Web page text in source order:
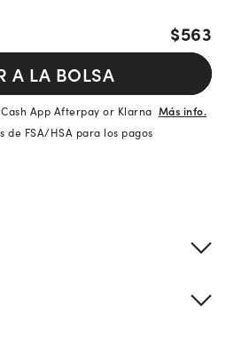
$563
A LA BOLSA
App Afterpay or Klarna Más info.
de FSA/HSA para los pagos